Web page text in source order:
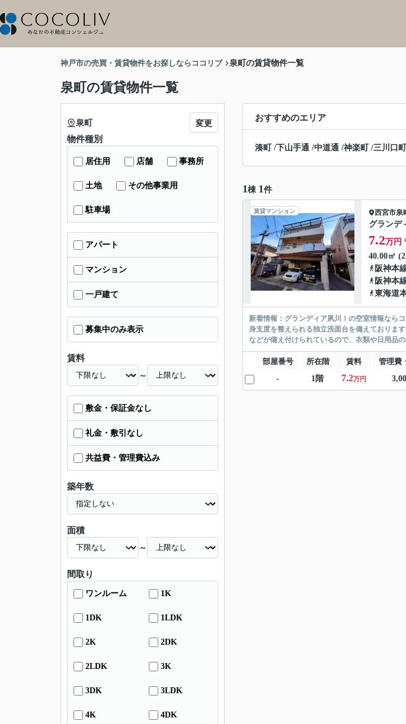
神戸市の売買・賃貸物件をお探しならココリブ 泉町の賃貸物件一覧
泉町の賃貸物件一覧
おすすめのエリア
湊町 /下山手通 /中道通 /神楽町 /三川口町
1 棟 1 件
賃貸マンション 西宮市泉
グランデ
7.2万円
40.00㎡
阪神本
阪神本
東海道
新着情報：グランディア夙川Ⅰの空室情報なら
身支度を整えられる独立洗面台を備えておりま
などが備え付けられているので、衣類や日用品
部屋番号 所在階 賃料 管理費
-
1階 7.2万円
泉町 変更
物件種別
居住用 店舗 事務所
土地 その他事業用
駐車場
アパート
マンション
一戸建て
募集中のみ表示
賃料
～
敷金・保証金なし
礼金・敷引なし
共益費・管理費込み
築年数
面積
～
間取り
ワンルーム 1K
1DK 1LDK
2K 2DK
2LDK 3K
3DK 3LDK
4K 4DK